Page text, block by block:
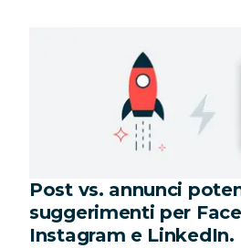
Post vs. annunci
suggerimenti per
Instagram e LinkedIn.